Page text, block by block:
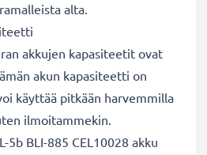
alta.
akkujen kapasiteetit ovat
akun kapasiteetti on
käyttää pitkään harvemmilla
ilmoitammekin.
5b BLI-885 CEL10028 akku